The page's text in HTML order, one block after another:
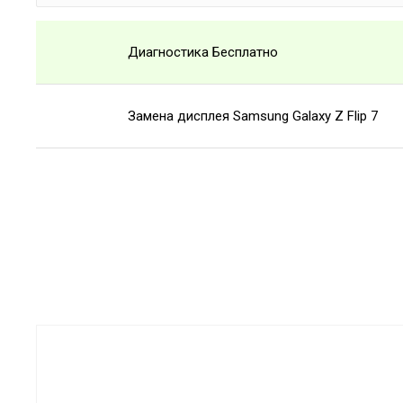
Диагностика Бесплатно
Замена дисплея Samsung Galaxy Z Flip 7